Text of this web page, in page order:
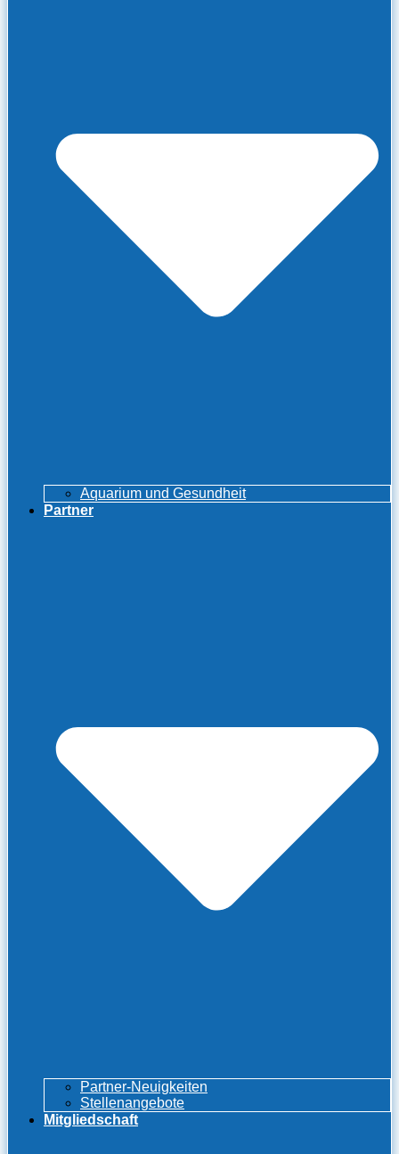
Aquarium und Gesundheit
Partner
Partner-Neuigkeiten
Stellenangebote
Mitgliedschaft